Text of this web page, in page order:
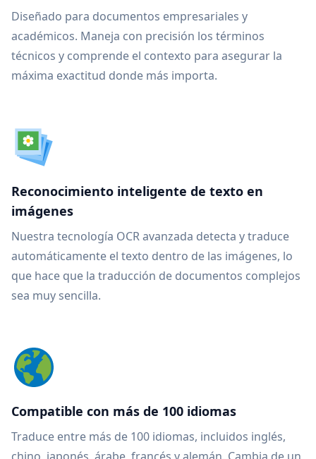
Diseñado para documentos empresariales y
académicos. Maneja con precisión los términos
técnicos y comprende el contexto para asegurar la
máxima exactitud donde más importa.
Reconocimiento inteligente de texto en
imágenes
Nuestra tecnología OCR avanzada detecta y traduce
automáticamente el texto dentro de las imágenes, lo
que hace que la traducción de documentos complejos
sea muy sencilla.
Compatible con más de 100 idiomas
Traduce entre más de 100 idiomas, incluidos inglés,